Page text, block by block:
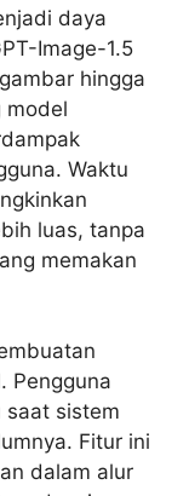
daya
Image-1.5
hingga
model
Waktu
luas, tanpa
memakan
Pengguna
saat sistem
Fitur ini
dalam alur